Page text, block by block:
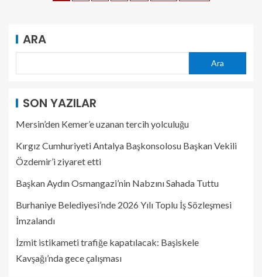
ARA
Ara
SON YAZILAR
Mersin’den Kemer’e uzanan tercih yolculuğu
Kırgız Cumhuriyeti Antalya Başkonsolosu Başkan Vekili
Özdemir’i ziyaret etti
Başkan Aydın Osmangazi’nin Nabzını Sahada Tuttu
Burhaniye Belediyesi’nde 2026 Yılı Toplu İş Sözleşmesi
İmzalandı
İzmit istikameti trafiğe kapatılacak: Başiskele
Kavşağı’nda gece çalışması